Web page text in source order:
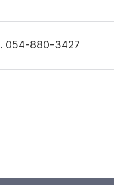
054-880-3427